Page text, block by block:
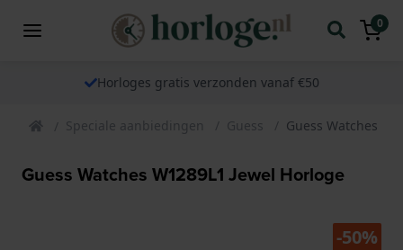
0
Horloges gratis verzonden vanaf €50
Speciale aanbiedingen Guess Guess Watches
Guess Watches W1289L1 Jewel Horloge
-50%